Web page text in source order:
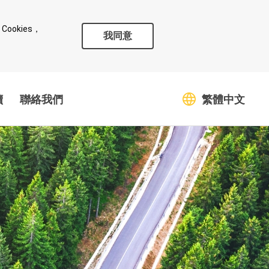
，
我同意
繁體中文
守護綠色環境
溫室氣體排放及能源管理
氣候變遷風險與因應策略
社會
聯絡我們